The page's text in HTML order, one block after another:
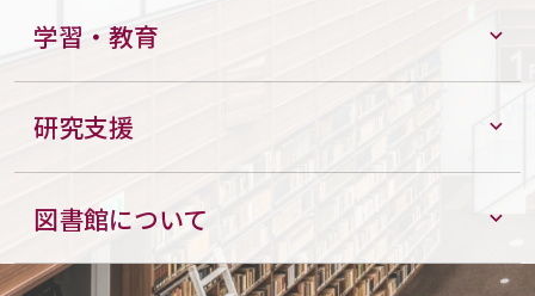
学習・教育
研究支援
図書館について